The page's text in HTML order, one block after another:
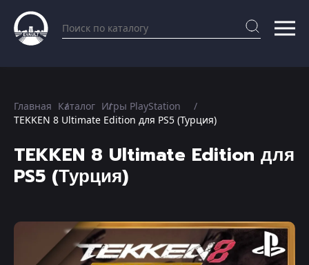
Главная Каталог Игры PlayStation
TEKKEN 8 Ultimate Edition для PS5 (Турция)
TEKKEN 8 Ultimate Edition для
PS5 (Турция)